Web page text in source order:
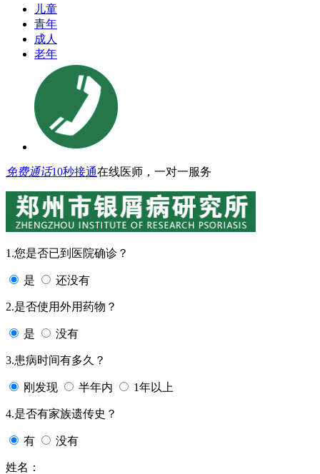
儿童
青年
成人
老年
免费通话10秒接通在线医师，一对一服务
1.您是否已到医院确诊？
是 还没有
2.是否使用外用药物？
是 没有
3.患病时间有多久？
刚发现 半年内 1年以上
4.是否有家族遗传史？
有 没有
姓名：